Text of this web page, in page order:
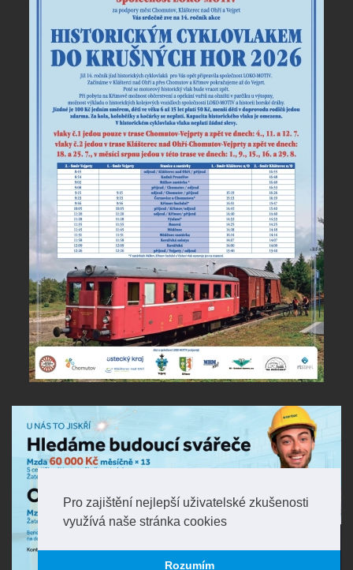
Pro zajištění nejlepší uživatelské zkušenosti
využívá naše stránka cookies
Rozumím